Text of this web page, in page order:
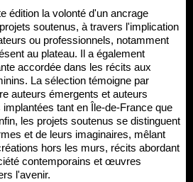
édition la volonté d'un ancrage
soutenus, à travers l'implication
ou professionnels, notamment
au plateau. Il a également
accordée dans les récits aux
La sélection témoigne par
auteurs émergents et auteurs
tant en Île-de-France que
les projets soutenus se distinguent
et de leurs imaginaires, mêlant
hors les murs, récits abordant
contemporains et œuvres
l'avenir.